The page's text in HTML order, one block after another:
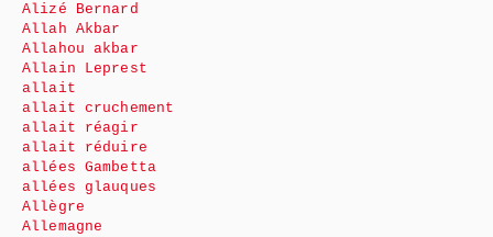
Alizé Bernard
Allah Akbar
Allahou akbar
Allain Leprest
allait
allait cruchement
allait réagir
allait réduire
allées Gambetta
allées glauques
Allègre
Allemagne